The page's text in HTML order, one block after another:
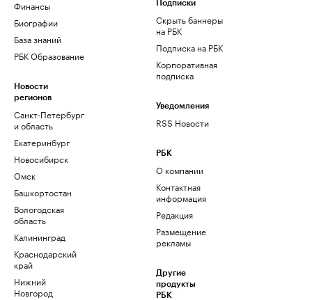
Финансы
Биографии
База знаний
РБК Образование
Новости
регионов
Санкт-Петербург
и область
Екатеринбург
Новосибирск
Омск
Башкортостан
Вологодская
область
Калининград
Краснодарский
край
Нижний
Новгород
Подписки
Скрыть баннеры
на РБК
Подписка на РБК
Корпоративная
подписка
Уведомления
RSS Новости
РБК
О компании
Контактная
информация
Редакция
Размещение
рекламы
Другие
продукты
РБК